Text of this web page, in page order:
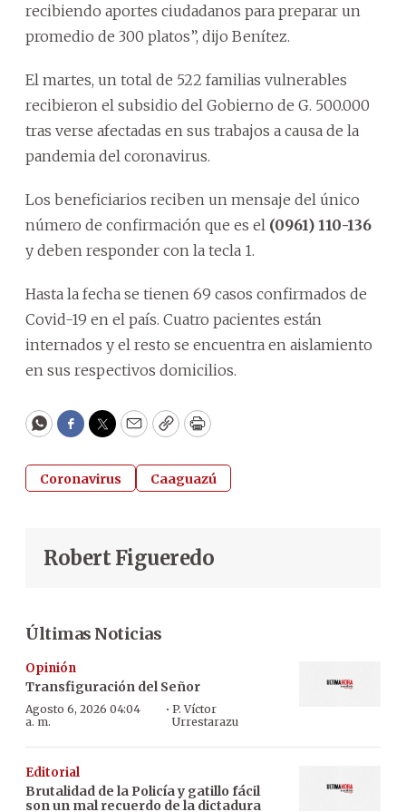
recibiendo aportes ciudadanos para preparar un
promedio de 300 platos”, dijo Benítez.
El martes, un total de 522 familias vulnerables
recibieron el subsidio del Gobierno de G. 500.000
tras verse afectadas en sus trabajos a causa de la
pandemia del coronavirus.
Los beneficiarios reciben un mensaje del único
número de confirmación que es el (0961) 110-136
y deben responder con la tecla 1.
Hasta la fecha se tienen 69 casos confirmados de
Covid-19 en el país. Cuatro pacientes están
internados y el resto se encuentra en aislamiento
en sus respectivos domicilios.
WhatsApp
Facebook
Twitter
EmailCopyPrint
Coronavirus Caaguazú
Robert Figueredo
Últimas Noticias
Opinión
Transfiguración del Señor
Agosto 6, 2026 04:04
a. m.
· P. Víctor
Urrestarazu
Editorial
Brutalidad de la Policía y gatillo fácil
son un mal recuerdo de la dictadura